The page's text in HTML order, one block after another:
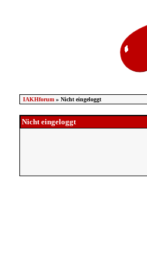
IAKHforum» Nicht eingeloggt
Nicht eingeloggt